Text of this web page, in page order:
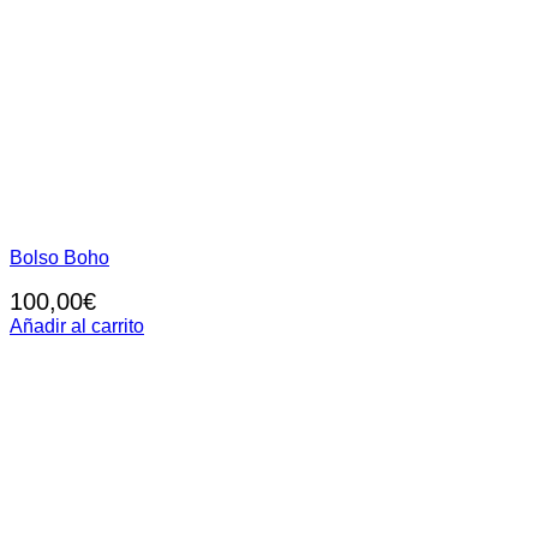
Bolso Boho
100,00€
Añadir al carrito